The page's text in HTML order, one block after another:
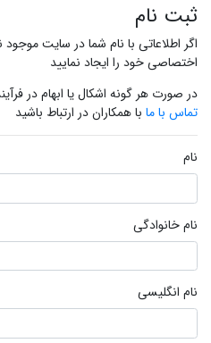
ثبت نام
اگر اطلاعاتی با نام شما در سایت
اختصاصی خود را ایجاد نمایید
در صورت هر گونه اشکال یا ابهام در
تماس با ما با همکاران در ارتباط باشید
نام
نام خانوادگی
نام انگلیسی